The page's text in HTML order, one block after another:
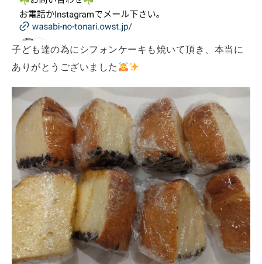
子ども達の為にシフォンケーキも焼いて頂き、本当に
ありがとうございました